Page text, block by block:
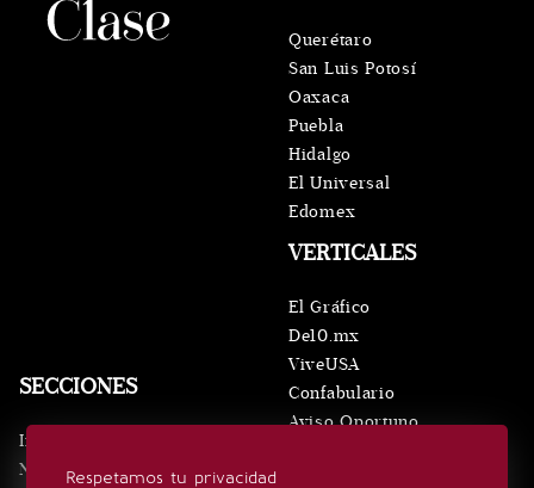
Respetamos tu privacidad
SECCIONES
Inicio
Noticias
VERTICALES
El Gráfico
De10.mx
ViveUSA
Confabulario
Aviso Oportuno
Querétaro
San Luis Potosí
Oaxaca
Puebla
Hidalgo
El Universal
Edomex